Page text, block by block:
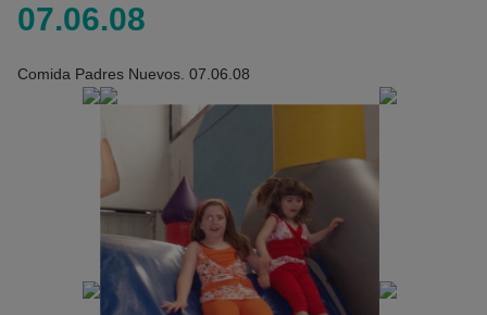
07.06.08
Comida Padres Nuevos. 07.06.08